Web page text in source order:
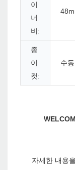
이
너
비:
종
이
컷:
수